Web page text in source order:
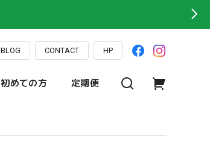
BLOG CONTACT HP
初めての方 定期便